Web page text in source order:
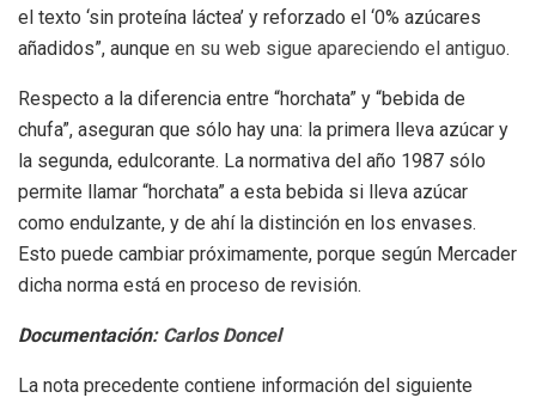
el texto ‘sin proteína láctea’ y reforzado el ‘0% azúcares
añadidos”, aunque en su web sigue apareciendo el antiguo.
Respecto a la diferencia entre “horchata” y “bebida de
chufa”, aseguran que sólo hay una: la primera lleva azúcar y
la segunda, edulcorante. La normativa del año 1987 sólo
permite llamar “horchata” a esta bebida si lleva azúcar
como endulzante, y de ahí la distinción en los envases.
Esto puede cambiar próximamente, porque según Mercader
dicha norma está en proceso de revisión.
Documentación: Carlos Doncel
La nota precedente contiene información del siguiente